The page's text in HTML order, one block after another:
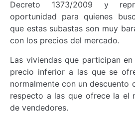
Decreto 1373/2009 y
oportunidad para quienes
que estas subastas son muy
con los precios del mercado.
Las viviendas que participan
precio inferior a las que se
normalmente con un descuento
respecto a las que ofrece la el
de vendedores.